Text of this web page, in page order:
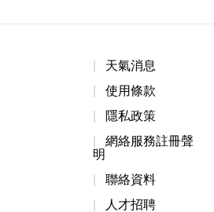
天氣消息
使用條款
隱私政策
網絡服務註冊聲
明
聯絡資料
人才招聘